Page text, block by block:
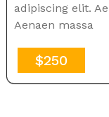
adipiscing elit.
Aenaen massa
$250